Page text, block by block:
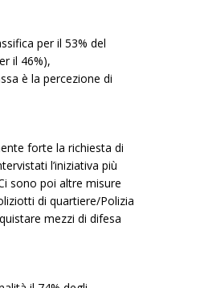
per il 53% del
il 46%),
è la percezione di
forte la richiesta di
l’iniziativa più
sono poi altre misure
di quartiere/Polizia
mezzi di difesa